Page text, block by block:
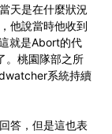
天是在什麼狀況
他說當時他收到
就是Abort的代
。桃園隊部之所
系統持續
答，但是這也表